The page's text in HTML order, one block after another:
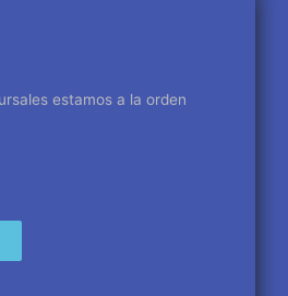
m estamos a la orden